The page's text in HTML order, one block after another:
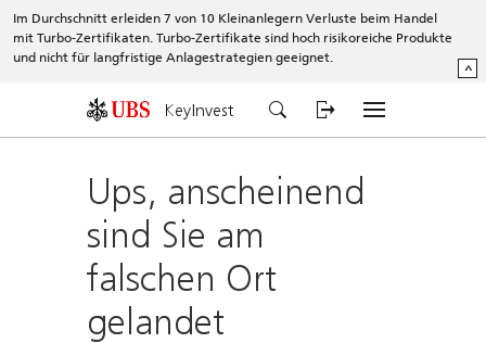
Im Durchschnitt erleiden 7 von 10 Kleinanlegern Verluste beim Handel
mit Turbo-Zertifikaten. Turbo-Zertifikate sind hoch risikoreiche Produkte
und nicht für langfristige Anlagestrategien geeignet.
^
KeyInvest
Ups, anscheinend
sind Sie am
falschen Ort
gelandet